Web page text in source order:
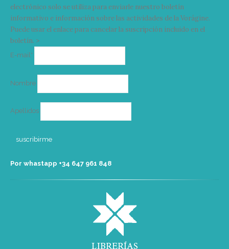
electrónico solo se utiliza para enviarle nuestro boletín
informativo e información sobre las actividades de la Vorágine.
Puede usar el enlace para cancelar la suscripción incluido en el
boletín. >
E-mail*
Nombre
Apellidos
Por whastapp +34 ‭647 961 848‬